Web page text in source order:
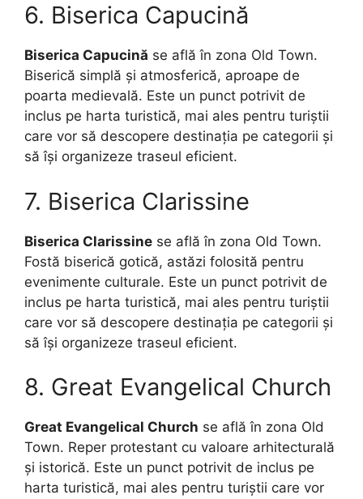
6. Biserica Capucină
Biserica Capucină se află în zona Old Town.
Biserică simplă și atmosferică, aproape de
poarta medievală. Este un punct potrivit de
inclus pe harta turistică, mai ales pentru turiștii
care vor să descopere destinația pe categorii și
să își organizeze traseul eficient.
7. Biserica Clarissine
Biserica Clarissine se află în zona Old Town.
Fostă biserică gotică, astăzi folosită pentru
evenimente culturale. Este un punct potrivit de
inclus pe harta turistică, mai ales pentru turiștii
care vor să descopere destinația pe categorii și
să își organizeze traseul eficient.
8. Great Evangelical Church
Great Evangelical Church se află în zona Old
Town. Reper protestant cu valoare arhitecturală
și istorică. Este un punct potrivit de inclus pe
harta turistică, mai ales pentru turiștii care vor